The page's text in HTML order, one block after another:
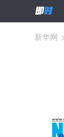
恐怖袭击事件向英
新华网 >